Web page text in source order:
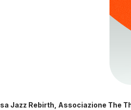
Jazz Rebirth, Associazione The